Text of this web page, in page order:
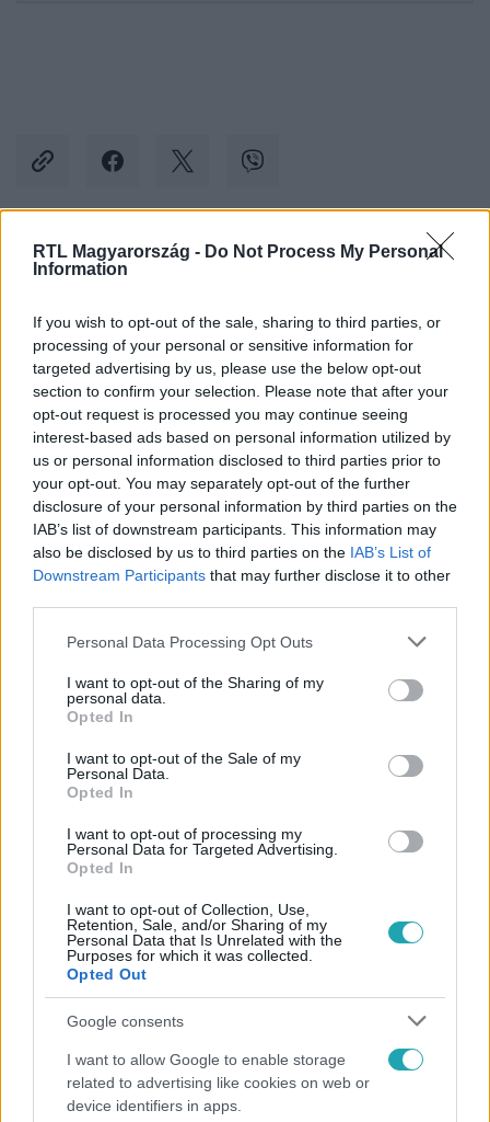
RTL Magyarország - Do Not Process My Personal
Information
If you wish to opt-out of the sale, sharing to third parties, or
processing of your personal or sensitive information for
targeted advertising by us, please use the below opt-out
section to confirm your selection. Please note that after your
opt-out request is processed you may continue seeing
interest-based ads based on personal information utilized by
us or personal information disclosed to third parties prior to
your opt-out. You may separately opt-out of the further
disclosure of your personal information by third parties on the
IAB’s list of downstream participants. This information may
also be disclosed by us to third parties on the IAB’s List of
Downstream Participants that may further disclose it to other
Please note that this website/app uses one or more Google
not limited to your visit or usage behaviour. You may click to
grant or deny consent to Google and its third-party tags to
use your data for below specified purposes in below Google
consent section.
Personal Data Processing Opt Outs
I want to opt-out of the Sharing of my
personal data.
Opted In
I want to opt-out of the Sale of my
Personal Data.
Opted In
I want to opt-out of processing my
Personal Data for Targeted Advertising.
Opted In
I want to opt-out of Collection, Use,
Retention, Sale, and/or Sharing of my
Personal Data that Is Unrelated with the
Purposes for which it was collected.
Opted Out
Google consents
I want to allow Google to enable storage
related to advertising like cookies on web or
device identifiers in apps.
Kövess minket, és értesülj a friss hírekről a
Követem
#BULVÁR SPERMA ÉKSZER
#KARKÖTŐ #MŰVÉSZET
Népszerű
Rubint Réka: A mai napig nem jött vissza a 100%-
os tüdőkapacitásom